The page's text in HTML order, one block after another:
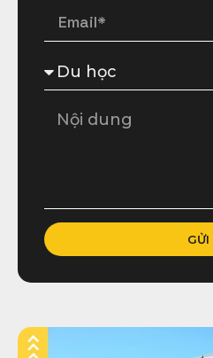
GỬI